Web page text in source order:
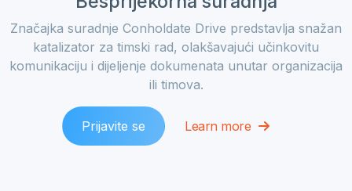
Značajka suradnje Conholdate Drive predstavlja snažan
katalizator za timski rad, olakšavajući učinkovitu
komunikaciju i dijeljenje dokumenata unutar organizacija
ili timova.
Prijavite se Learn more